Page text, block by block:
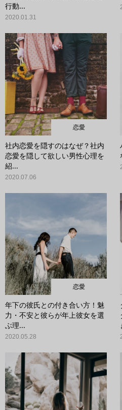
行動...
2020.01.31
恋愛
社内恋愛を隠すのはなぜ？社内
恋愛を隠して欲しい男性心理を
紹...
2020.07.06
恋愛
年下の彼氏との付き合い方！魅
力・不安と彼らが年上彼女を選
ぶ理...
2020.05.28